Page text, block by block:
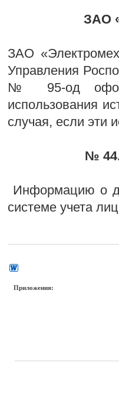
ЗАО
ЗАО
Управления
№ 95-од
использования
случая, если эти
№
Информацию о
системе учета
Приложения: